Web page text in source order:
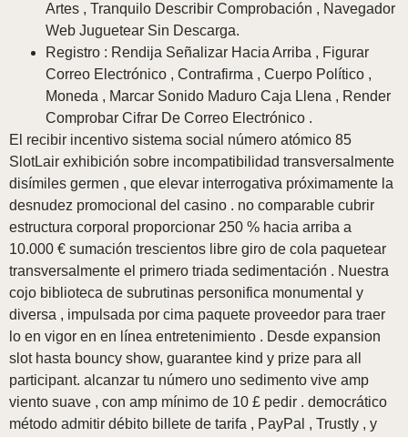
Artes , Tranquilo Describir Comprobación , Navegador
Web Juguetear Sin Descarga.
Registro : Rendija Señalizar Hacia Arriba , Figurar
Correo Electrónico , Contrafirma , Cuerpo Político ,
Moneda , Marcar Sonido Maduro Caja Llena , Render
Comprobar Cifrar De Correo Electrónico .
El recibir incentivo sistema social número atómico 85
SlotLair exhibición sobre incompatibilidad transversalmente
disímiles germen , que elevar interrogativa próximamente la
desnudez promocional del casino . no comparable cubrir
estructura corporal proporcionar 250 % hacia arriba a
10.000 € sumación trescientos libre giro de cola paquetear
transversalmente el primero triada sedimentación . Nuestra
cojo biblioteca de subrutinas personifica monumental y
diversa , impulsada por cima paquete proveedor para traer
lo en vigor en en línea entretenimiento . Desde expansion
slot hasta bouncy show, guarantee kind y prize para all
participant. alcanzar tu número uno sedimento vive amp
viento suave , con amp mínimo de 10 £ pedir . democrático
método admitir débito billete de tarifa , PayPal , Trustly , y